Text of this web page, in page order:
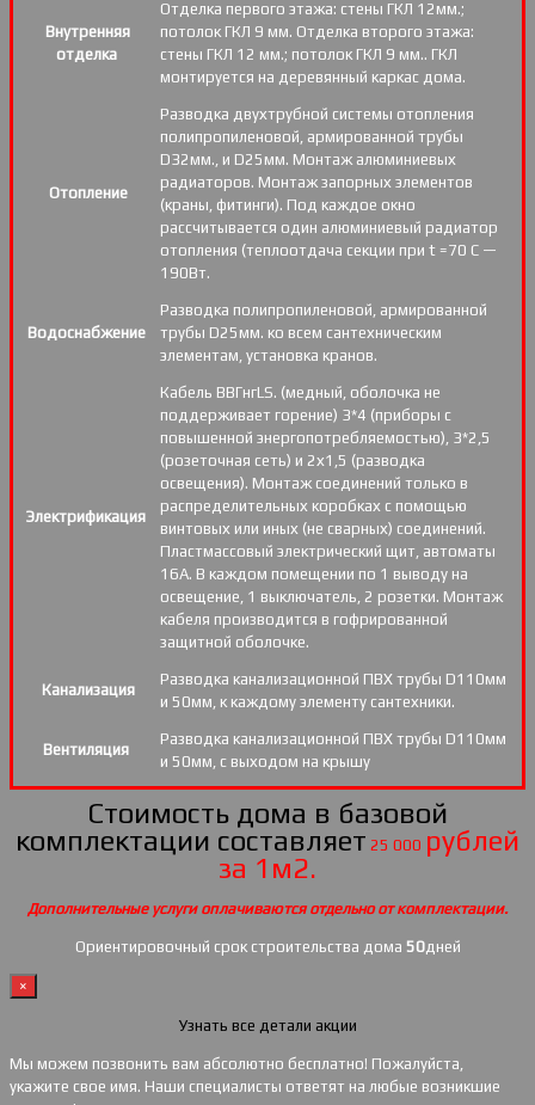
Внутренняя
отделка
Отделка первого этажа: стены ГКЛ 12мм.;
потолок ГКЛ 9 мм. Отделка второго этажа:
стены ГКЛ 12 мм.; потолок ГКЛ 9 мм.. ГКЛ
монтируется на деревянный каркас дома.
Отопление
Разводка двухтрубной системы отопления
полипропиленовой, армированной трубы
D32мм., и D25мм. Монтаж алюминиевых
радиаторов. Монтаж запорных элементов
(краны, фитинги). Под каждое окно
рассчитывается один алюминиевый радиатор
отопления (теплоотдача секции при t =70 С —
190Вт.
Водоснабжение
Разводка полипропиленовой, армированной
трубы D25мм. ко всем сантехническим
элементам, установка кранов.
Электрификация
Кабель ВВГнгLS. (медный, оболочка не
поддерживает горение) 3*4 (приборы с
повышенной энергопотребляемостью), 3*2,5
(розеточная сеть) и 2х1,5 (разводка
освещения). Монтаж соединений только в
распределительных коробках с помощью
винтовых или иных (не сварных) соединений.
Пластмассовый электрический щит, автоматы
16А. В каждом помещении по 1 выводу на
освещение, 1 выключатель, 2 розетки. Монтаж
кабеля производится в гофрированной
защитной оболочке.
Канализация
Разводка канализационной ПВХ трубы D110мм
и 50мм, к каждому элементу сантехники.
Вентиляция
Разводка канализационной ПВХ трубы D110мм
и 50мм, с выходом на крышу
Стоимость дома в базовой
комплектации составляет 25 000 рублей
за 1м2.
Дополнительные услуги оплачиваются отдельно от комплектации.
Ориентировочный срок строительства дома 50дней
×
Узнать все детали акции
Мы можем позвонить вам абсолютно бесплатно! Пожалуйста,
укажите свое имя. Наши специалисты ответят на любые возникшие